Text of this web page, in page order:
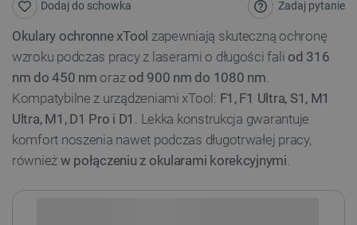
Zadaj pytanie
Dodaj do schowka
Okulary ochronne xTool zapewniają skuteczną ochronę
wzroku podczas pracy z laserami o długości fali od 316
nm do 450 nm oraz od 900 nm do 1080 nm.
Kompatybilne z urządzeniami xTool: F1, F1 Ultra, S1, M1
Ultra, M1, D1 Pro i D1 . Lekka konstrukcja gwarantuje
komfort noszenia nawet podczas długotrwałej pracy,
również w połączeniu z okularami korekcyjnymi.